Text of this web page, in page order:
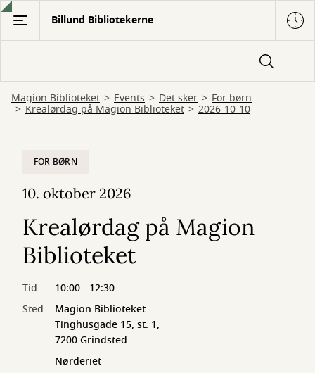
Gå
hovedindhold
Billund Bibliotekerne
Magion Biblioteket Events Det sker For børn
Krealørdag på Magion Biblioteket 2026-10-10
FOR BØRN
10. oktober 2026
Krealørdag på Magion
Biblioteket
Tid
10:00 - 12:30
Sted
Magion Biblioteket
Tinghusgade 15, st. 1,
7200 Grindsted
Nørderiet